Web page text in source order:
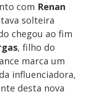
com Renan
solteira
chegou ao fim
, filho do
marca um
influenciadora,
desta nova